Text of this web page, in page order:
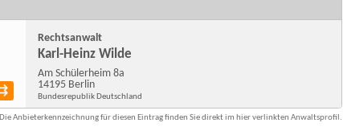
Rechtsanwalt
Karl-Heinz Wilde
Am Schülerheim 8a
14195 Berlin
Bundesrepublik Deutschland
Die Anbieterkennzeichnung für diesen Eintrag finden Sie direkt im hier verlinkten Anwaltsprofil.